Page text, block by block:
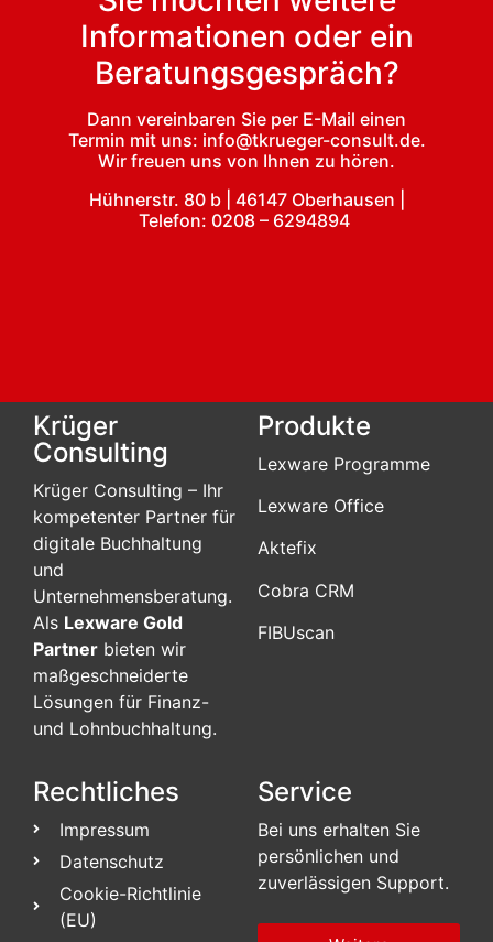
Informationen oder ein
Beratungsgespräch?
Dann vereinbaren Sie per E-Mail einen
Termin mit uns: info@tkrueger-consult.de.
Wir freuen uns von Ihnen zu hören.
Hühnerstr. 80 b | 46147 Oberhausen |
Telefon: 0208 – 6294894
Krüger
Consulting
Krüger Consulting – Ihr
kompetenter Partner für
digitale Buchhaltung
und
Unternehmensberatung.
Als Lexware Gold
Partner bieten wir
maßgeschneiderte
Lösungen für Finanz-
und Lohnbuchhaltung.
Produkte
Lexware Programme
Lexware Office
Aktefix
Cobra CRM
FIBUscan
Rechtliches
Impressum
Datenschutz
Cookie-Richtlinie
(EU)
Service
Bei uns erhalten Sie
persönlichen und
zuverlässigen Support.